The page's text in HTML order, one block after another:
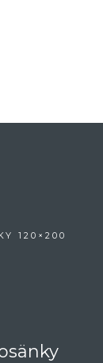
120×200